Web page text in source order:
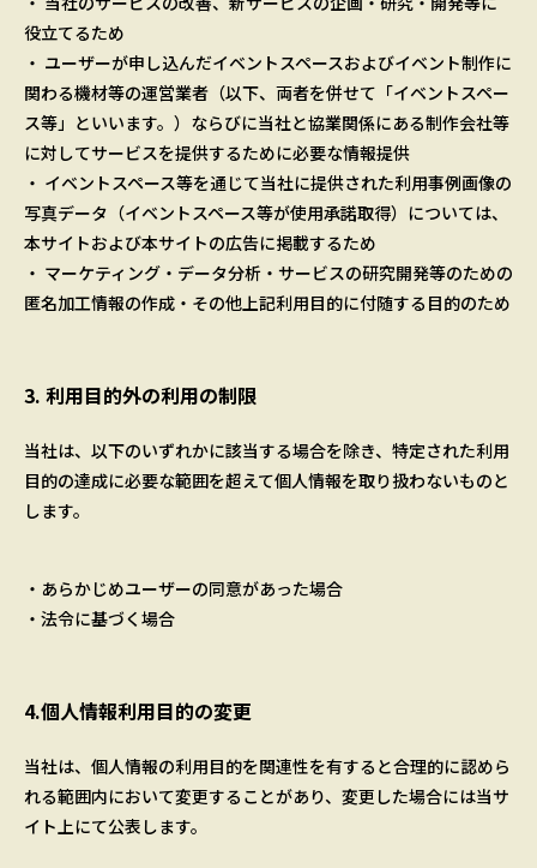
役立てるため
・ ユーザーが申し込んだイベントスペースおよびイベント制作に
関わる機材等の運営業者（以下、両者を併せて「イベントスペー
ス等」といいます。）ならびに当社と協業関係にある制作会社等
に対してサービスを提供するために必要な情報提供
・ イベントスペース等を通じて当社に提供された利用事例画像の
写真データ（イベントスペース等が使用承諾取得）については、
本サイトおよび本サイトの広告に掲載するため
・ マーケティング・データ分析・サービスの研究開発等のための
匿名加工情報の作成・その他上記利用目的に付随する目的のため
3. 利用目的外の利用の制限
当社は、以下のいずれかに該当する場合を除き、特定された利用
目的の達成に必要な範囲を超えて個人情報を取り扱わないものと
します。
・あらかじめユーザーの同意があった場合
・法令に基づく場合
4.個人情報利用目的の変更
当社は、個人情報の利用目的を関連性を有すると合理的に認めら
れる範囲内において変更することがあり、変更した場合には当サ
イト上にて公表します。